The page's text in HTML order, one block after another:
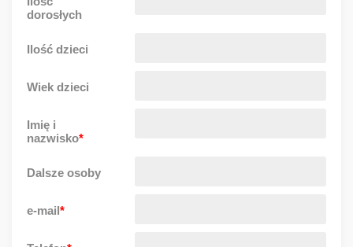
dorosłych
Ilość dzieci
Wiek dzieci
Imię i
nazwisko*
Dalsze osoby
e-mail*